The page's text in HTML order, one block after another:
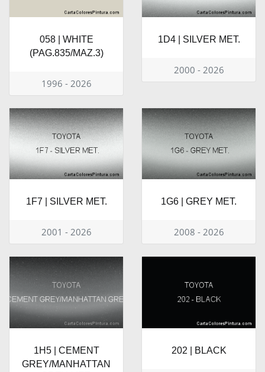
058 | WHITE
(PAG.835/MAZ.3)
1996 - 2026
1D4 | SILVER MET.
2000 - 2026
1F7 | SILVER MET.
2001 - 2026
1G6 | GREY MET.
2008 - 2026
1H5 | CEMENT
GREY/MANHATTAN
202 | BLACK